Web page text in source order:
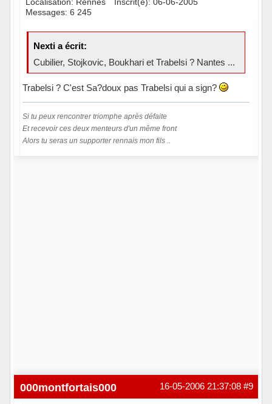
Messages: 6 245
Nexti a écrit:
Cubilier, Stojkovic, Boukhari et Trabelsi ? Nantes ...
Trabelsi ? C'est Sa?doux pas Trabelsi qui a sign?
Si tu peux rencontrer triomphe après défaite
Et recevoir ces deux menteurs d'un même front
Alors tu seras un supporter rennais mon fils ..
#9
16-05-2006 21:37:08
000montfortais000